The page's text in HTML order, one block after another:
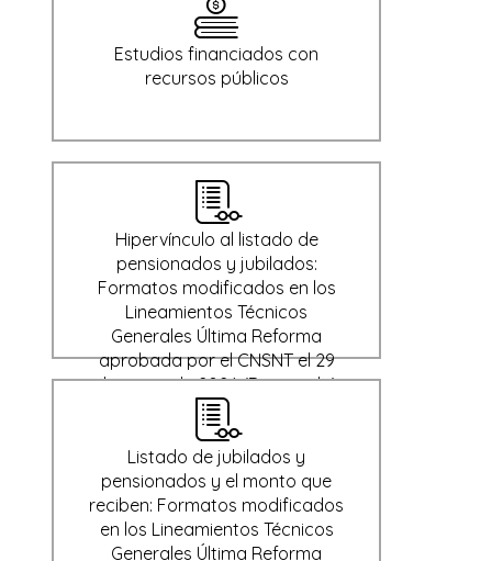
Estudios financiados con
recursos públicos
Hipervínculo al listado de
pensionados y jubilados:
Formatos modificados en los
Lineamientos Técnicos
Generales Última Reforma
aprobada por el CNSNT el 29
de enero de 2024 (Derogado)
Listado de jubilados y
pensionados y el monto que
reciben: Formatos modificados
en los Lineamientos Técnicos
Generales Última Reforma